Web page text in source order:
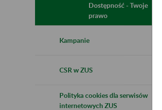
Dostępność - Twoje
prawo
Kampanie
CSR w ZUS
Polityka cookies dla serwisów
internetowych ZUS